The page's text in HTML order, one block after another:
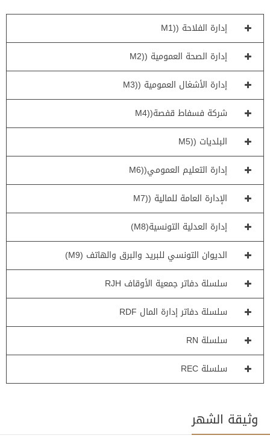
إدارة الفلاحة ((M1
إدارة الصحة العمومية ((M2
إدارة الأشغال العمومية ((M3
شركة فسفاط قفصة((M4
البلديات ((M5
إدارة التعليم العمومي((M6
الإدارة العامة للمالية ((M7
إدارة العدلية التونسية(M8)
الديوان التونسي للبريد والبرق والهاتف (M9)
سلسلة دفاتر جمعية الأوقاف RJH
سلسلة دفاتر إدارة المال RDF
سلسلة RN
سلسلة REC
وثيقة الشهر